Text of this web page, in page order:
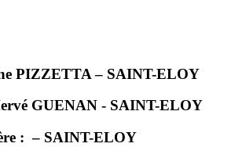
PIZZETTA – SAINT-ELOY
GUENAN - SAINT-ELOY
: – SAINT-ELOY